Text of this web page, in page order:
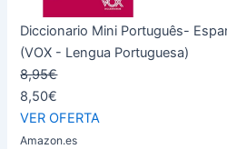
Diccionario Mini Português-
(VOX - Lengua Portuguesa)
8,95€
8,50€
VER OFERTA
Amazon.es